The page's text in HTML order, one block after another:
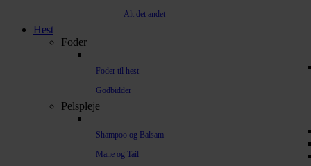
Alt det andet
Hest
Foder
Foder til hest
Godbidder
Pelspleje
Shampoo og Balsam
Mane og Tail